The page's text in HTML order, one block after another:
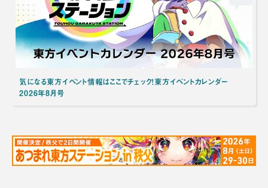
気になる東方イベント情報はここでチェック！東方イベントカレンダー
2026年8月号